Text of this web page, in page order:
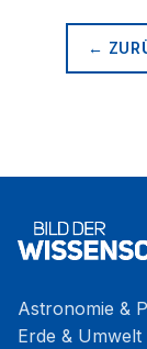
←
Astronomie &
Erde & Umwelt